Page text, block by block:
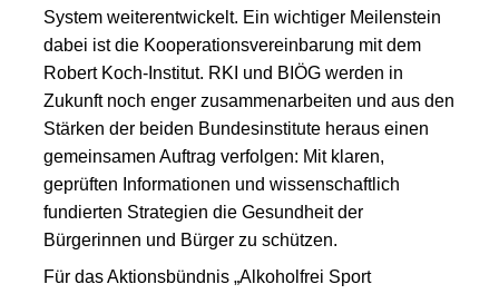
System weiterentwickelt. Ein wichtiger Meilenstein
dabei ist die Kooperationsvereinbarung mit dem
Robert Koch-Institut. RKI und BIÖG werden in
Zukunft noch enger zusammenarbeiten und aus den
Stärken der beiden Bundesinstitute heraus einen
gemeinsamen Auftrag verfolgen: Mit klaren,
geprüften Informationen und wissenschaftlich
fundierten Strategien die Gesundheit der
Bürgerinnen und Bürger zu schützen.
Für das Aktionsbündnis „Alkoholfrei Sport